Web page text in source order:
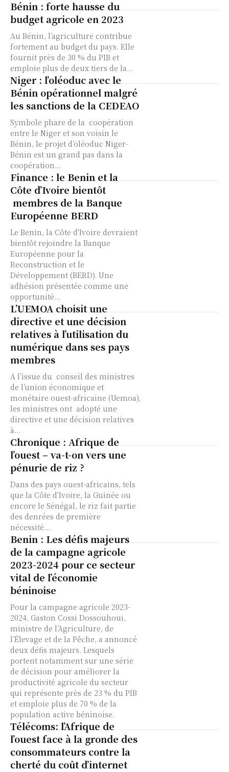
Bénin : forte hausse du
budget agricole en 2023
Au Bénin, l’agriculture contribue
fortement au budget du pays. Elle
fournit près de 30 % du PIB et
emploie plus de deux tiers de la...
Niger : l’oléoduc avec le
Bénin opérationnel malgré
les sanctions de la CEDEAO
Symbole phare de la coopération
entre le Niger et son voisin le
Bénin, le projet d’oléoduc Niger-
Bénin est un grand pas dans la
coopération...
Finance : le Benin et la
Côte d’Ivoire bientôt
membres de la Banque
Européenne BERD
Le Benin, la Côte d'Ivoire devraient
bientôt rejoindre la Banque
Européenne pour la
Reconstruction et le
Développement (BERD). Une
adhésion présentée comme une
opportunité...
L’UEMOA choisit une
directive et une décision
relatives à l’utilisation du
numérique dans ses pays
membres
A l’issue du conseil des ministres
de l’union économique et
monétaire ouest-africaine (Uemoa),
les ministres ont adopté une
directive et une décision relatives
à...
Chronique : Afrique de
l’ouest – va-t-on vers une
pénurie de riz ?
Dans des pays ouest-africains, tels
que la Côte d’Ivoire, la Guinée ou
encore le Sénégal, le riz fait partie
des denrées de première
nécessité...
Benin : Les défis majeurs
de la campagne agricole
2023-2024 pour ce secteur
vital de l’économie
béninoise
Pour la campagne agricole 2023-
2024, Gaston Cossi Dossouhoui,
ministre de l’Agriculture, de
l’Élevage et de la Pêche, a annoncé
deux défis majeurs. Lesquels
portent notamment sur une série
de décision pour améliorer la
productivité agricole du secteur
qui représente près de 23 % du PIB
et emploie plus de 70 % de la
population active béninoise.
Télécoms: l’Afrique de
l’ouest face à la gronde des
consommateurs contre la
cherté du coût d’internet